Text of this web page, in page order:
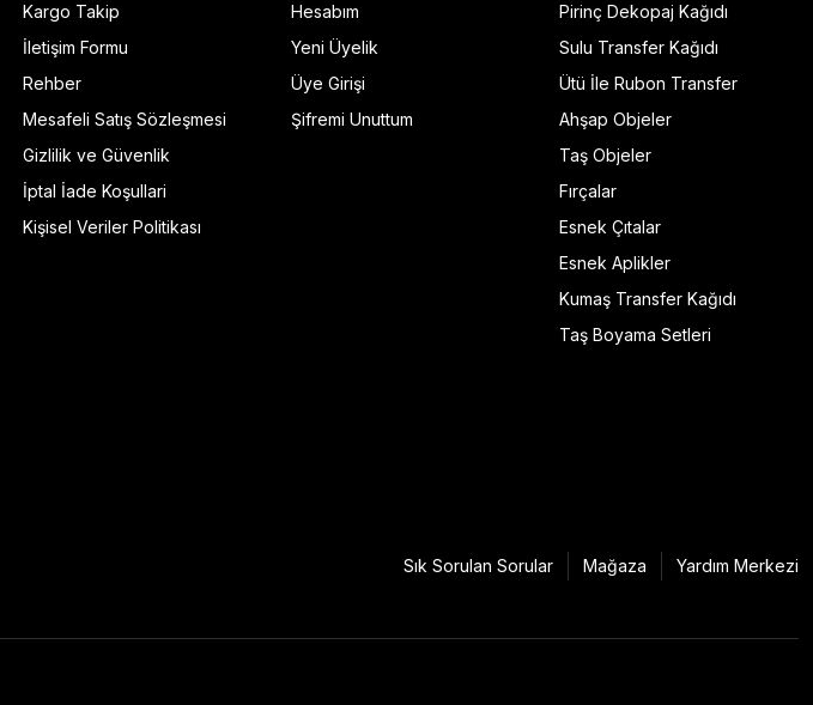
Kargo Takip
İletişim Formu
Rehber
Mesafeli Satış Sözleşmesi
Gizlilik ve Güvenlik
İptal İade Koşullari
Kişisel Veriler Politikası
Hesabım
Yeni Üyelik
Üye Girişi
Şifremi Unuttum
Pirinç Dekopaj Kağıdı
Sulu Transfer Kağıdı
Ütü İle Rubon Transfer
Ahşap Objeler
Taş Objeler
Fırçalar
Esnek Çıtalar
Esnek Aplikler
Kumaş Transfer Kağıdı
Taş Boyama Setleri
Sık Sorulan Sorular Mağaza Yardım Merkezi